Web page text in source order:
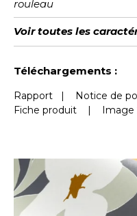
rouleau
Longueur
Raccord
Rapport
Vertical
Poids g/m²
Entretien
Pose colle
Dépose
Norme COV
ASTME84
Norme
euroclass
Voir toutes les
Téléchargements :
Rapport | Notice de
Fiche produit
| Image